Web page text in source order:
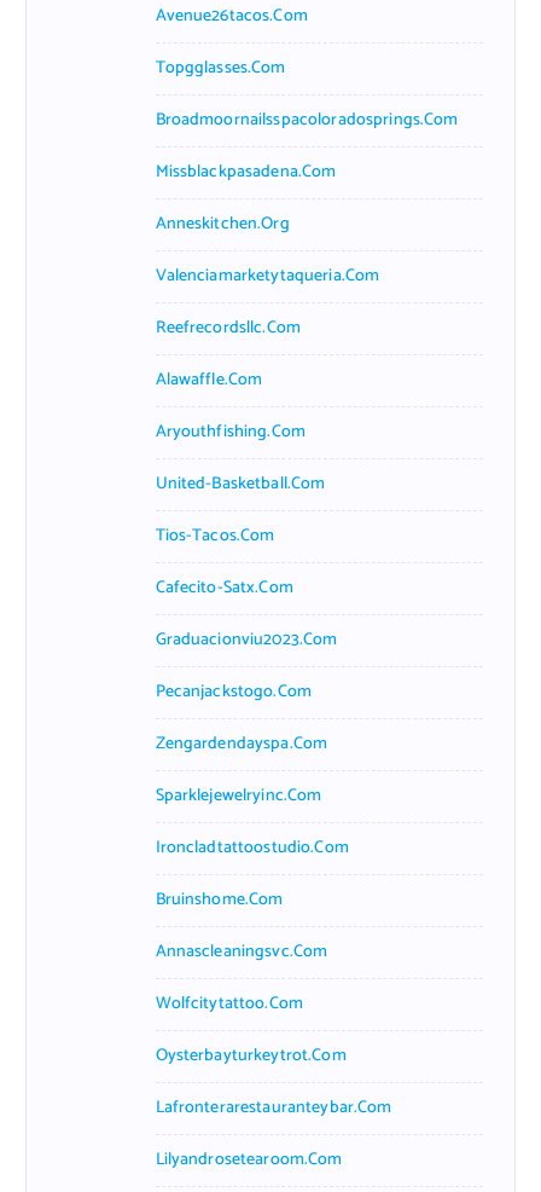
Avenue26tacos.com
Topgglasses.com
Broadmoornailsspacoloradosprings.com
Missblackpasadena.com
Anneskitchen.org
Valenciamarketytaqueria.com
Reefrecordsllc.com
Alawaffle.com
Aryouthfishing.com
United-Basketball.com
Tios-Tacos.com
Cafecito-Satx.com
Graduacionviu2023.com
Pecanjackstogo.com
Zengardendayspa.com
Sparklejewelryinc.com
Ironcladtattoostudio.com
Bruinshome.com
Annascleaningsvc.com
Wolfcitytattoo.com
Oysterbayturkeytrot.com
Lafronterarestauranteybar.com
Lilyandrosetearoom.com